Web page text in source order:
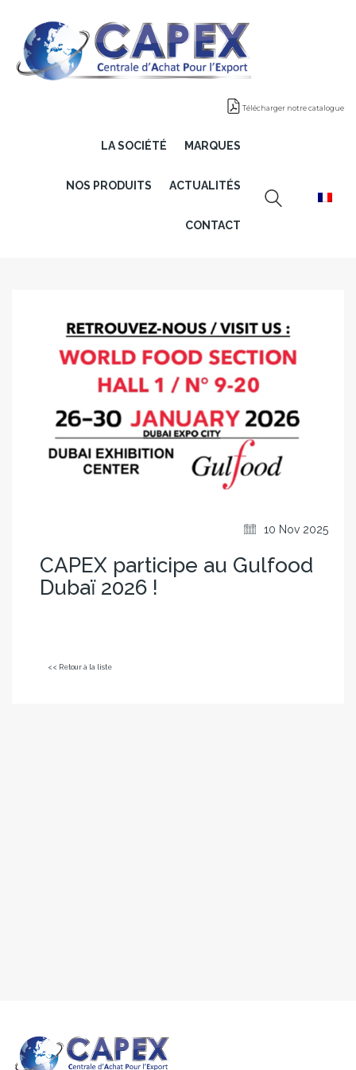
Télécharger notre catalogue
LA SOCIÉTÉ MARQUES
NOS PRODUITS ACTUALITÉS
CONTACT
CAPEX participe au Gulfood
Dubaï 2026 !
10 Nov 2025
<< Retour à la liste